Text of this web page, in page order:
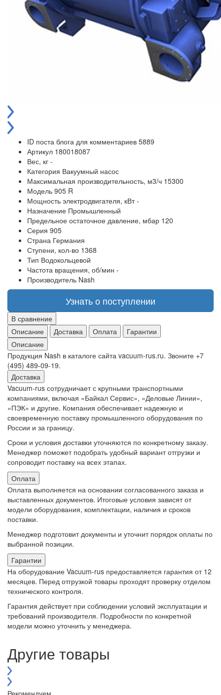
ID поста блога для комментариев 5889
Артикул 180018087
Вес, кг -
Категория Вакуумный насос
Максимальная производительность, м3/ч 15300
Модель 905 R
Мощность электродвигателя, кВт -
Назначение Промышленный
Предельное остаточное давление, мбар 120
Серия 905
Страна Германия
Ступени, кол-во 1368
Тип Водокольцевой
Частота вращения, об/мин -
Производитель Nash
Узнать о поступлении
В сравнение
Описание
Доставка Оплата
Гарантии
Описание
Продукция Nash в каталоге сайта vacuum-rus.ru. Звоните +7
(495) 489-09-19.
Доставка
Vacuum-rus сотрудничает с крупными транспортными
компаниями, включая «Байкал Сервис», «Деловые Линии»,
«ПЭК» и другие. Компания обеспечивает надежную и
своевременную поставку промышленного оборудования по
России и за границу.
Сроки и условия доставки уточняются по конкретному заказу.
Менеджер поможет подобрать удобный вариант отгрузки и
сопроводит поставку на всех этапах.
Оплата
Оплата выполняется на основании согласованного заказа и
выставленных документов. Итоговые условия зависят от
модели оборудования, комплектации, наличия и сроков
поставки.
Менеджер подготовит документы и уточнит порядок оплаты по
выбранной позиции.
Гарантии
На оборудование Vacuum-rus предоставляется гарантия от 12
месяцев. Перед отгрузкой товары проходят проверку отделом
технического контроля.
Гарантия действует при соблюдении условий эксплуатации и
требований производителя. Подробности по конкретной
модели можно уточнить у менеджера.
Другие товары